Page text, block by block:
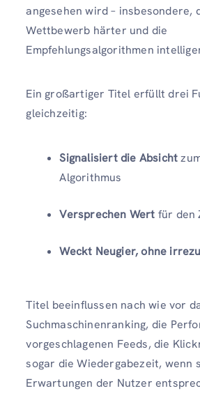
angesehen wird – insbesondere,
Wettbewerb härter und die
Empfehlungsalgorithmen
Ein großartiger Titel erfüllt drei
gleichzeitig:
Signalisiert die Absicht
Algorithmus
Versprechen Wert für den
Weckt Neugier, ohne
Titel beeinflussen nach wie vor
Suchmaschinenranking, die
vorgeschlagenen Feeds, die
sogar die Wiedergabezeit, wenn
Erwartungen der Nutzer